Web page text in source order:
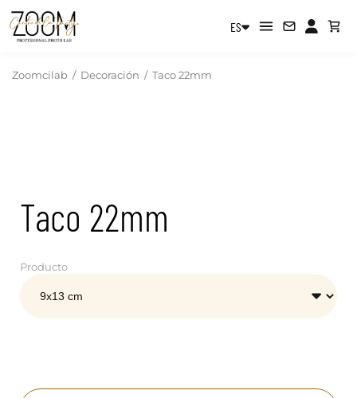
ES
Zoomcilab / Decoración / Taco 22mm
Taco 22mm
Producto